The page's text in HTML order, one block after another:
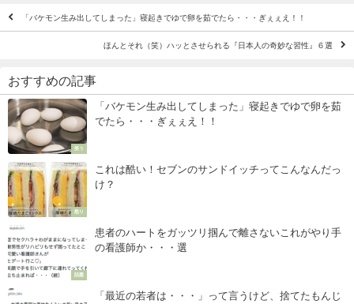
「バケモン生み出してしまった」寝起きでゆで卵を茹でたら・・・ぎぇぇえ！！
ほんとそれ（笑）ハッとさせられる『日本人の奇妙な習性』６選
おすすめの記事
笑う
「バケモン生み出してしまった」寝起きでゆで卵を茹
でたら・・・ぎぇぇえ！！
怒り
これは酷い！セブンのサンドイッチってこんなんだっ
け？
話題
患者のハートをガッツリ掴んで離さないこれがやり手
の看護師か・・・選
「最近の若者は・・・」って言うけど、捨てたもんじ